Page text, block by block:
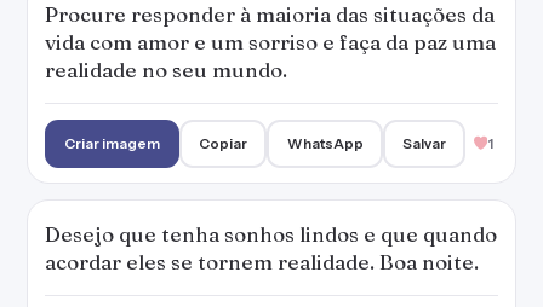
Procure responder à maioria das situações da
vida com amor e um sorriso e faça da paz uma
realidade no seu mundo.
Criar imagem Copiar WhatsApp Salvar 1
Desejo que tenha sonhos lindos e que quando
acordar eles se tornem realidade. Boa noite.